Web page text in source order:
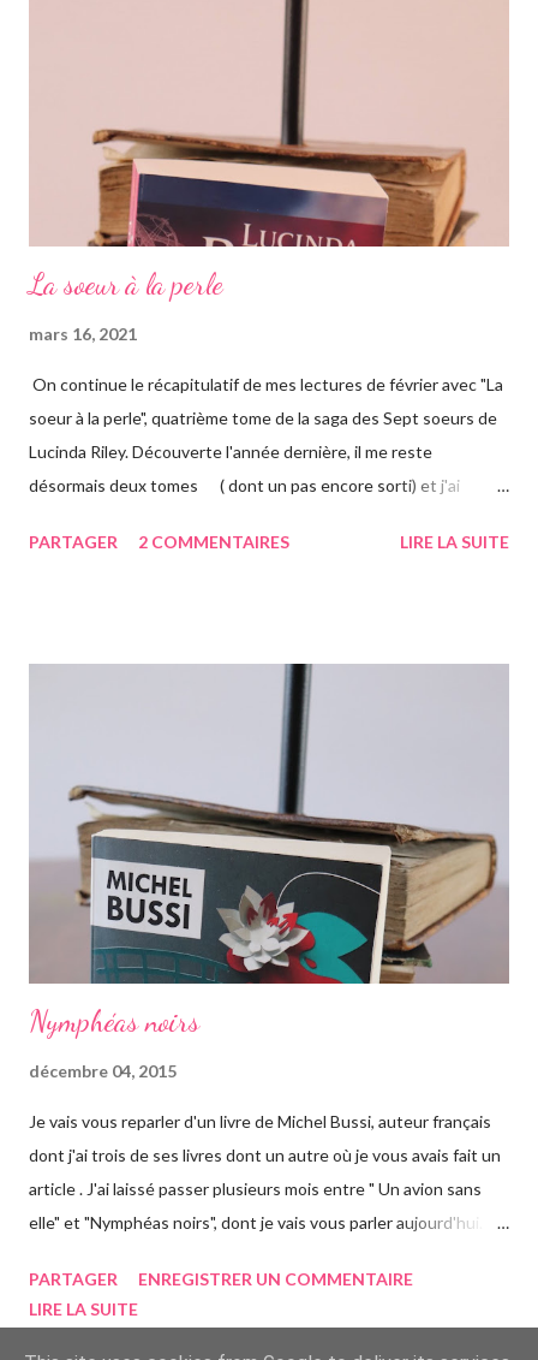
également par Marina, appelée Ma, leur gouvernante/nounou
La soeur à la perle
mars 16, 2021
On continue le récapitulatif de mes lectures de février avec "La
soeur à la perle", quatrième tome de la saga des Sept soeurs de
Lucinda Riley. Découverte l'année dernière, il me reste
désormais deux tomes ( dont un pas encore sorti) et j'ai
avez pu le voir précédemment sur le blog. Cette fois-ci on suit la
campagne anglaise, elle va quant à elle partir à l'autre bout du
globe. Habituée à voyager, mais jamais seule, ce long courrier lui
d'arriver en Australie, elle fait escale plusieurs semaines en
Thaïlande, sur l'île de Krabi, où elle était déjà allée avec sa soeur.
Elle retrouve des personnes qu'elle conn...
PARTAGER 2 COMMENTAIRES LIRE LA SUITE
Nymphéas noirs
décembre 04, 2015
Je vais vous reparler d'un livre de Michel Bussi, auteur français
dont j'ai trois de ses livres dont un autre où je vous avais fait un
article . J'ai laissé passer plusieurs mois entre " Un avion sans
elle" et "Nymphéas noirs", dont je vais vous parler aujourd'hui.
L'histoire se déroule à Giverny en Normandie, petit village où a
vécu Claude Monet, lieu de pèlerinage pour les touristes
PARTAGER
ENREGISTRER UN COMMENTAIRE
LIRE LA SUITE